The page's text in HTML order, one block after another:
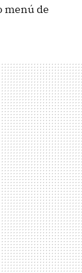
menú de